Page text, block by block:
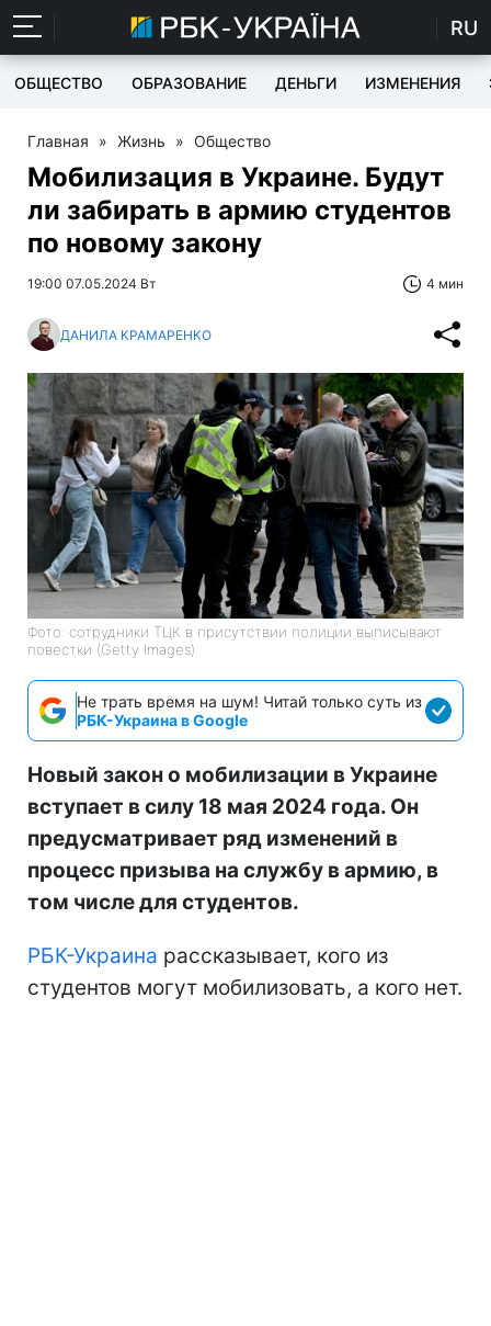
RU
ОБЩЕСТВО ОБРАЗОВАНИЕ ДЕНЬГИ ИЗМЕНЕНИЯ
Главная » Жизнь » Общество
Мобилизация в Украине. Будут
ли забирать в армию студентов
по новому закону
19:00 07.05.2024 Вт 4 мин
ДАНИЛА КРАМАРЕНКО
Фото: сотрудники ТЦК в присутствии полиции выписывают
повестки (Getty Images)
Не трать время на шум! Читай только суть из
РБК-Украина в Google
Новый закон о мобилизации в Украине
вступает в силу 18 мая 2024 года. Он
предусматривает ряд изменений в
процесс призыва на службу в армию, в
том числе для студентов.
РБК-Украина рассказывает, кого из
студентов могут мобилизовать, а кого нет.